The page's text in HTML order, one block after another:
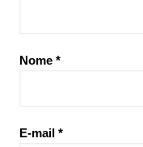
Nome *
E-mail *